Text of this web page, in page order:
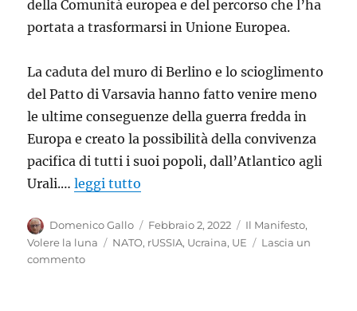
della Comunità europea e del percorso che l’ha
portata a trasformarsi in Unione Europea.
La caduta del muro di Berlino e lo scioglimento
del Patto di Varsavia hanno fatto venire meno
le ultime conseguenze della guerra fredda in
Europa e creato la possibilità della convivenza
pacifica di tutti i suoi popoli, dall’Atlantico agli
Urali.…leggi tutto
Autore
Domenico Gallo
Pubblicato
il
Febbraio 2, 2022 Categorie
Il Manifesto,
Volere la luna
Tag
NATO, rUSSIA, Ucraina, UE
Lascia un
commentosu